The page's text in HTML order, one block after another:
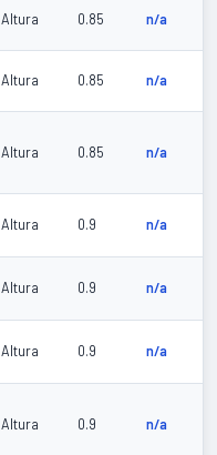
Altura 0.85 n/a
Altura 0.85 n/a
Altura 0.85 n/a
Altura 0.9 n/a
Altura 0.9 n/a
Altura 0.9 n/a
Altura 0.9 n/a